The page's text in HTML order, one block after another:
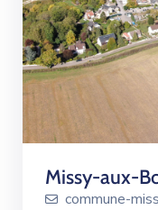
Missy-aux-
commune-